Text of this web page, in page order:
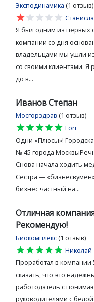
Эксподинамика (1 отзыв)
star
star
star
star
star
Я был одним из первых
компании со дня
владельцами мы ушли
со своими клиентами. Я
до в...
Иванов Степан
Мосгорздрав (1 отзыв)
star
star
star
star
star
Lori
Одни «Плюсы»!
№ 45 города
Снова начала ходить
Сестра —
бизнес частный на...
Отличная
Рекомендую!
Биокомплекс (1 отзыв)
star
star
star
star
star
Николай
Проработал в компании
сказать, что это
работодатель с
руководителями с